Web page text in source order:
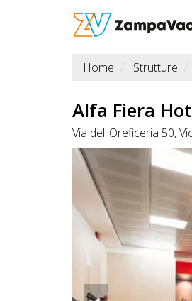
STRUTTURE
LUOGHI
OFFERTE
Home Strutture
Alfa Fiera
Via dell'Oreficeria 50,